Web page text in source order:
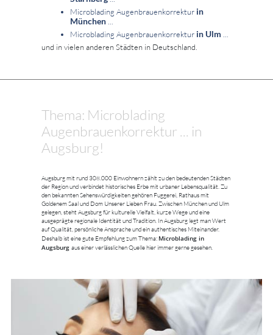
Microblading Augenbrauenkorrektur in
München
Microblading Augenbrauenkorrektur in Ulm
und in vielen anderen Städten in Deutschland.
Thema: Microblading
Augenbrauenkorrektur ... in
Augsburg!
Augsburg mit rund 308.000 Einwohnern zählt zu den bedeutenden Städten
der Region und verbindet historisches Erbe mit urbaner Lebensqualität. Zu
den bekannten Sehenswürdigkeiten gehören Fuggerei, Rathaus mit
Goldenem Saal und Dom Unserer Lieben Frau. Zwischen München und Ulm
gelegen, steht Augsburg für kulturelle Vielfalt, kurze Wege und eine
ausgeprägte regionale Identität und Tradition. In Augsburg legt man Wert
auf Qualität, persönliche Ansprache und ein authentisches Miteinander.
Deshalb ist eine gute Empfehlung zum Thema: Microblading in
Augsburg aus einer verlässlichen Quelle hier immer gerne gesehen.